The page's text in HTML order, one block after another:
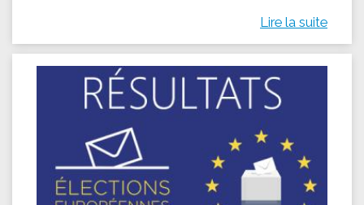
Lire la suite